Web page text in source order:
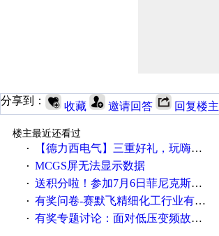
分享到： 收藏 邀请回答 回复楼主
楼主最近还看过
·
【德力西电气】三重好礼，玩嗨夏日！
· MCGS屏无法显示数据
· 送积分啦！参加7月6日菲尼克斯在线研讨会即得
· 有奖问卷-赛默飞精细化工行业有奖调查来袭！
· 有奖专题讨论：面对低压变频故障，老手是这样解决的！